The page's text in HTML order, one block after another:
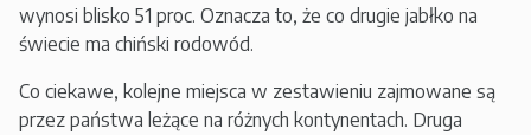
wynosi blisko 51 proc. Oznacza to, że co drugie jabłko na
świecie ma chiński rodowód.
Co ciekawe, kolejne miejsca w zestawieniu zajmowane są
przez państwa leżące na różnych kontynentach. Druga